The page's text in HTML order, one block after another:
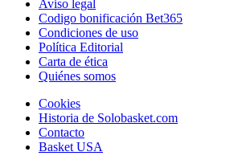
Aviso legal
Codigo bonificación Bet365
Condiciones de uso
Política Editorial
Carta de ética
Quiénes somos
Cookies
Historia de Solobasket.com
Contacto
Basket USA